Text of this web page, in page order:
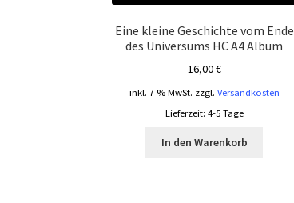
Eine kleine Geschichte vom Ende
des Universums HC A4 Album
16,00€
inkl. 7 % MwSt. zzgl. Versandkosten
Lieferzeit: 4-5 Tage
In den Warenkorb